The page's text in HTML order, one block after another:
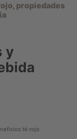
propiedades
y
té rojo